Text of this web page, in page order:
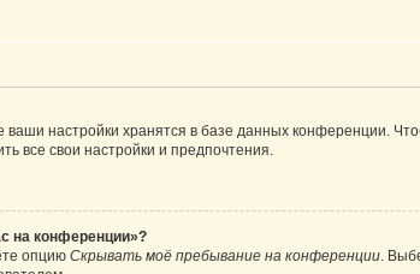
ваши настройки хранятся в базе данных конференции.
все свои настройки и предпочтения.
на конференции»?
опцию Скрывать моё пребывание на конференции.